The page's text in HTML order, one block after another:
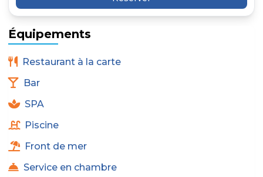
Équipements
Restaurant à la carte
Bar
SPA
Piscine
Front de mer
Service en chambre